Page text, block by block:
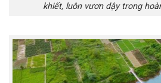
khiết, luôn vươn dậy trong